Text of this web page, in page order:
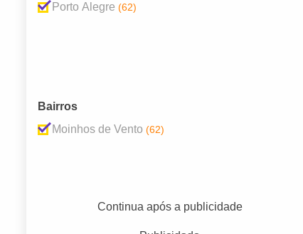
Porto Alegre (62)
Bairros
Moinhos de Vento (62)
Continua após a publicidade